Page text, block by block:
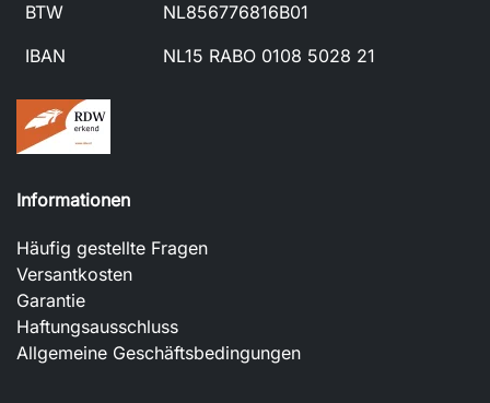
BTW
NL856776816B01
IBAN
NL15 RABO 0108 5028 21
Informationen
Häufig gestellte Fragen
Versantkosten
Garantie
Haftungsausschluss
Allgemeine Geschäftsbedingungen